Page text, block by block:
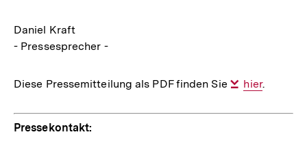
Daniel Kraft
- Pressesprecher -
Diese Pressemitteilung als PDF finden Sie
Interner
hier.
Pressekontakt: